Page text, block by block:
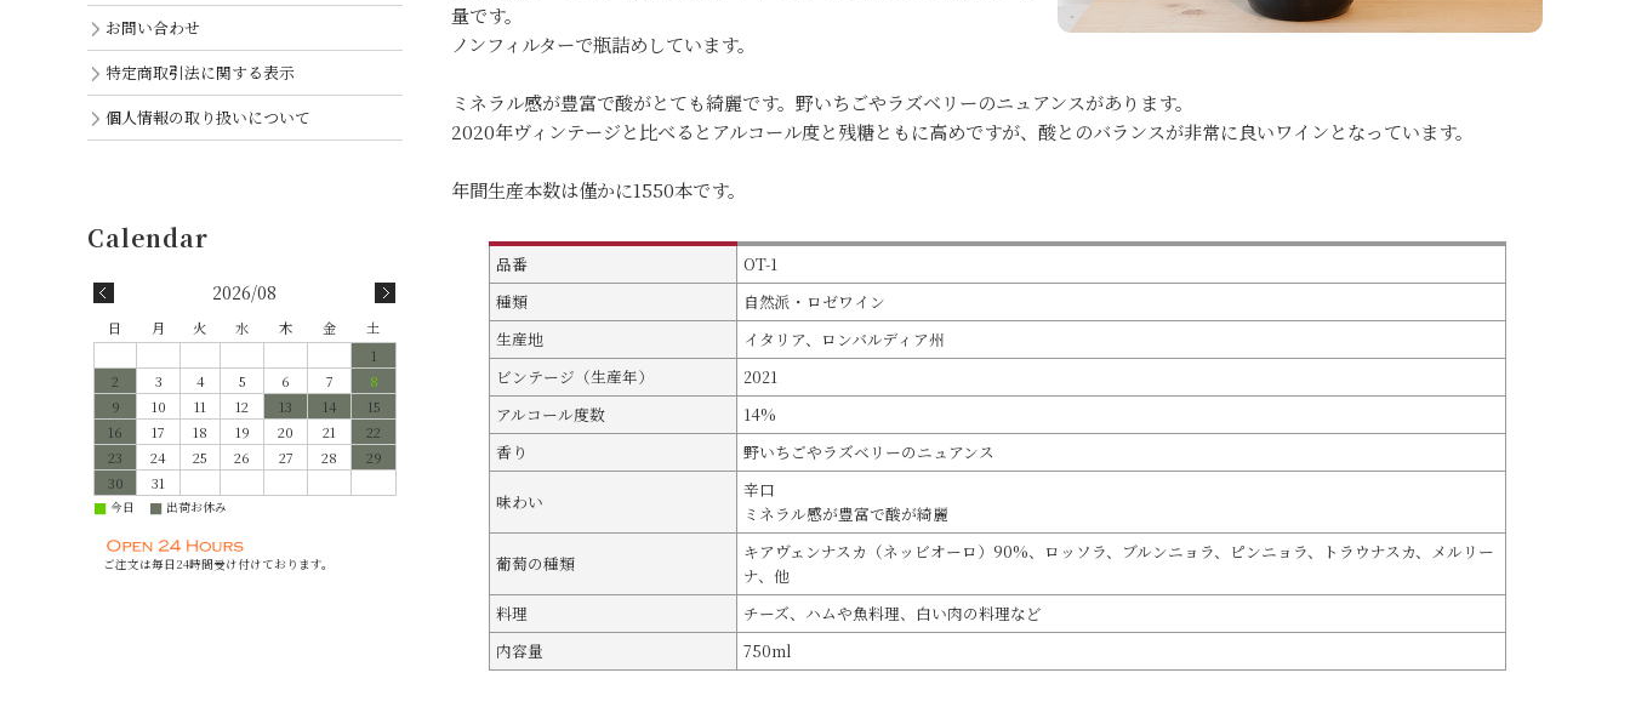
量です。
ノンフィルターで瓶詰めしています。
ミネラル感が豊富で酸がとても綺麗です。野いちごやラズベリーのニュアンスがあります。
2020年ヴィンテージと比べるとアルコール度と残糖ともに高めですが、酸とのバランスが非常に良いワインとなっています。
年間生産本数は僅かに1550本です。
品番
OT-1
種類
自然派・ロゼワイン
生産地
イタリア、ロンバルディア州
ビンテージ（生産年）
2021
アルコール度数
14%
香り
野いちごやラズベリーのニュアンス
味わい
辛口
ミネラル感が豊富で酸が綺麗
葡萄の種類
キアヴェンナスカ（ネッビオーロ）90%、ロッソラ、ブルンニョラ、ピンニョラ、トラウナスカ、メルリー
ナ、他
料理
チーズ、ハムや魚料理、白い肉の料理など
内容量
750ml
お問い合わせ
特定商取引法に関する表示
個人情報の取り扱いについて
2026/08
日 月 火 水 木 金
土
1
2
3 4 5 6 7
8
9
10 11 12 13 14
15
16
17 18 19 20 21
22
23
24 25 26 27 28
29
30
31
■ 今日 ■ 出荷お休み
ご注文は毎日24時間受け付けております。